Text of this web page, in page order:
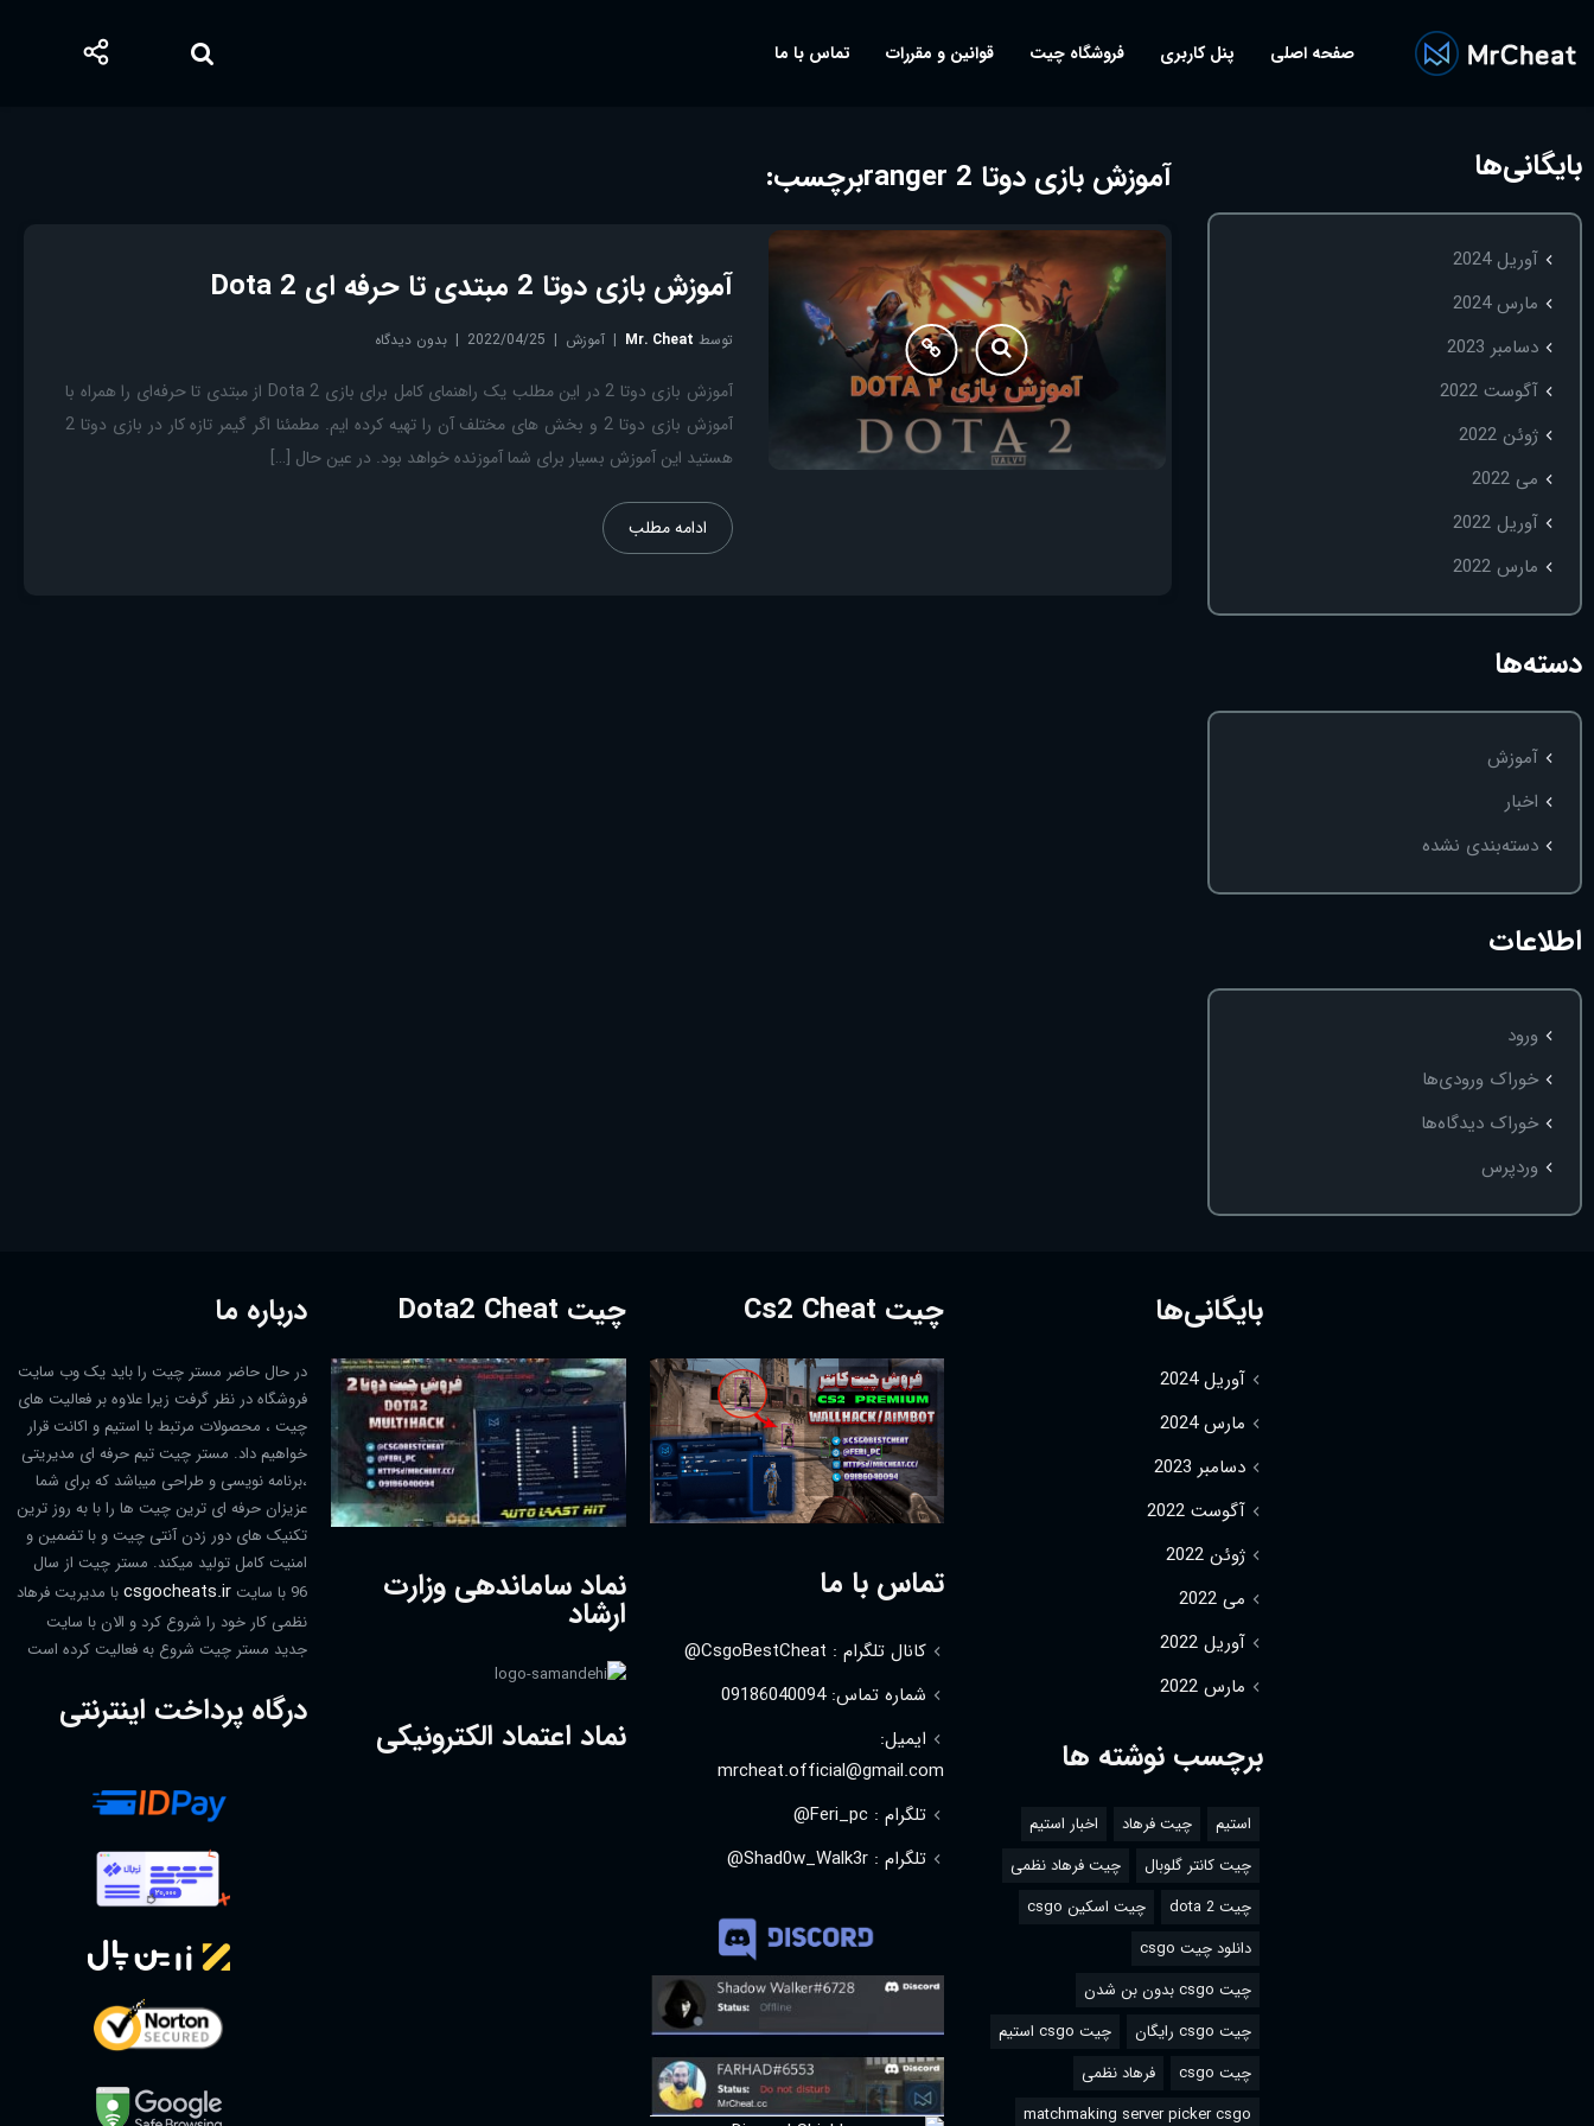
صفحه اصلی پنل کاربری فروشگاه چیت قوانین و مقررات تماس با ما
بایگانی‌ها
آوریل 2024
مارس 2024
دسامبر 2023
آگوست 2022
ژوئن 2022
می 2022
آوریل 2022
مارس 2022
دسته‌ها
آموزش
اخبار
دسته‌بندی نشده
اطلاعات
ورود
خوراک ورودی‌ها
خوراک دیدگاه‌ها
وردپرس
برچسب: آموزش بازی دوتا 2 ranger
آموزش بازی دوتا 2 مبتدی تا حرفه ای Dota 2
توسط Mr. Cheat آموزش 2022/04/25 بدون دیدگاه
آموزش بازی دوتا 2 در این مطلب یک راهنمای کامل برای بازی Dota 2 از مبتدی تا حرفه‌ای را همراه با
آموزش بازی دوتا 2 و بخش های مختلف آن را تهیه کرده ایم. مطمئنا اگر گیمر تازه کار در بازی دوتا 2
هستید این آموزش بسیار برای شما آموزنده خواهد بود. در عین حال […]
ادامه مطلب
بایگانی‌ها
آوریل 2024
مارس 2024
دسامبر 2023
آگوست 2022
ژوئن 2022
می 2022
آوریل 2022
مارس 2022
برچسب نوشته ها
استیم چیت فرهاد
اخبار استیم
چیت کانتر گلوبال
چیت فرهاد نظمی
چیت dota 2
چیت اسکین csgo
دانلود چیت csgo
چیت csgo بدون بن شدن
چیت csgo رایگان
چیت csgo استیم
چیت csgo
فرهاد نظمی
matchmaking server picker csgo
چیت Cs2 Cheat
تماس با ما
کانال تلگرام : CsgoBestCheat@
شماره تماس: 09186040094
ایمیل:
mrcheat.official@gmail.com
تلگرام : Feri_pc@
تلگرام : Shad0w_Walk3r@
چیت Dota2 Cheat
نماد ساماندهی وزارت
ارشاد
نماد اعتماد الکترونیکی
درباره ما
در حال حاضر مستر چیت را باید یک وب سایت
فروشگاه در نظر گرفت زیرا علاوه بر فعالیت های
چیت ، محصولات مرتبط با استیم و اکانت قرار
خواهیم داد. مستر چیت تیم حرفه ای مدیریتی
،برنامه نویسی و طراحی میباشد که برای شما
عزیزان حرفه ای ترین چیت ها را با به روز ترین
تکنیک های دور زدن آنتی چیت و با تضمین و
امنیت کامل تولید میکند. مستر چیت از سال
96 با سایت
csgocheats.irبا مدیریت فرهاد
نظمی کار خود را شروع کرد و الان با سایت
جدید مستر چیت شروع به فعالیت کرده است
درگاه پرداخت اینترنتی